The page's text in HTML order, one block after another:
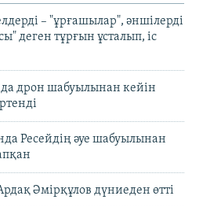
– "ұрғашылар", әншілерді
деген тұрғын ұсталып, іс
дрон шабуылынан кейін
Ресейдің әуе шабуылынан
Әмірқұлов дүниеден өтті